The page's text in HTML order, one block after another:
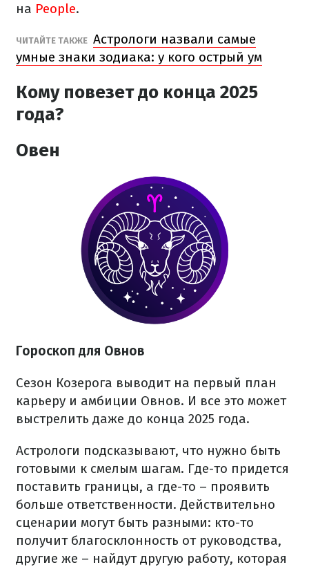
на People.
ЧИТАЙТЕ ТАКЖЕ Астрологи назвали самые
умные знаки зодиака: у кого острый ум
Кому повезет до конца 2025
года?
Овен
Гороскоп для Овнов
Сезон Козерога выводит на первый план
карьеру и амбиции Овнов. И все это может
выстрелить даже до конца 2025 года.
Астрологи подсказывают, что нужно быть
готовыми к смелым шагам. Где-то придется
поставить границы, а где-то – проявить
больше ответственности. Действительно
сценарии могут быть разными: кто-то
получит благосклонность от руководства,
другие же – найдут другую работу, которая